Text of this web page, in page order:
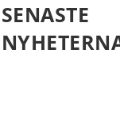
SENASTE